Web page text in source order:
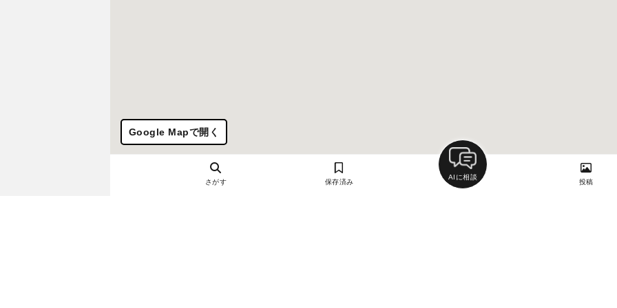
Google Mapで開く
さがす 保存済み
AIに相談
投稿